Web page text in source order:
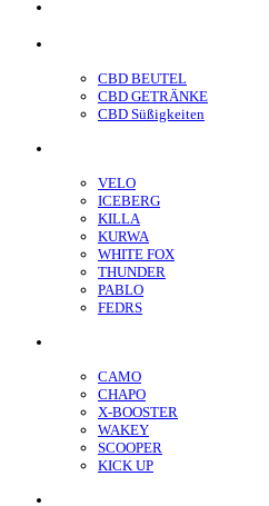
CBD BEUTEL
CBD GETRÄNKE
CBD Süßigkeiten
VELO
ICEBERG
KILLA
KURWA
WHITE FOX
THUNDER
PABLO
FEDRS
CAMO
CHAPO
X-BOOSTER
WAKEY
SCOOPER
KICK UP